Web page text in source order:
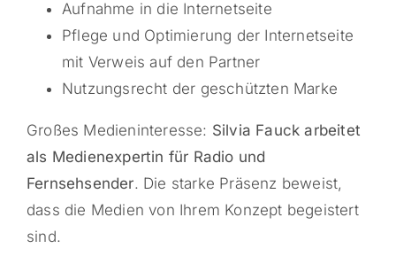
Aufnahme in die Internetseite
Pflege und Optimierung der Internetseite
mit Verweis auf den Partner
Nutzungsrecht der geschützten Marke
Großes Medieninteresse: Silvia Fauck arbeitet
als Medienexpertin für Radio und
Fernsehsender. Die starke Präsenz beweist,
dass die Medien von Ihrem Konzept begeistert
sind.